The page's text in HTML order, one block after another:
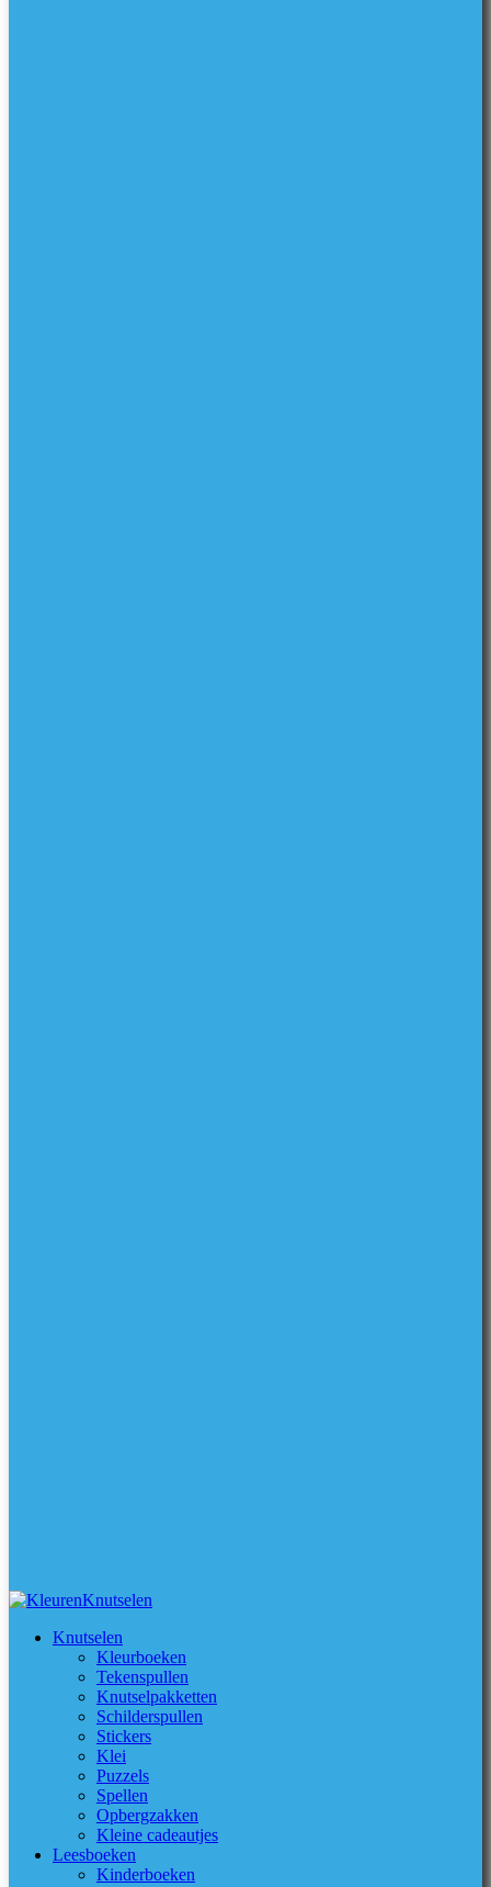
Knutselen
Kleurboeken
Tekenspullen
Knutselpakketten
Schilderspullen
Stickers
Klei
Puzzels
Spellen
Opbergzakken
Kleine cadeautjes
Leesboeken
Kinderboeken